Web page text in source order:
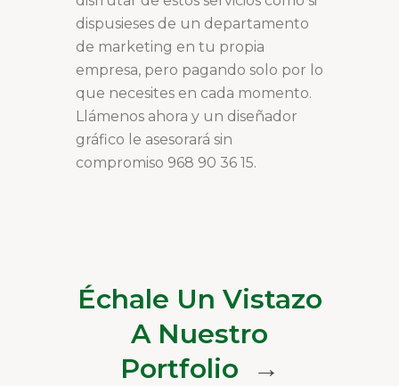
dispusieses de un departamento
de marketing en tu propia
empresa, pero pagando solo por lo
que necesites en cada momento.
Llámenos ahora y un diseñador
gráfico le asesorará sin
compromiso 968 90 36 15.
Échale Un Vistazo
A Nuestro
Portfolio
→